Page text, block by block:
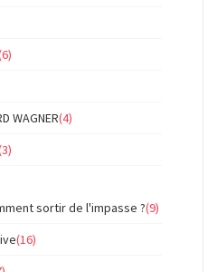
WAGNER(4)
sortir de l'impasse ?(9)
(16)